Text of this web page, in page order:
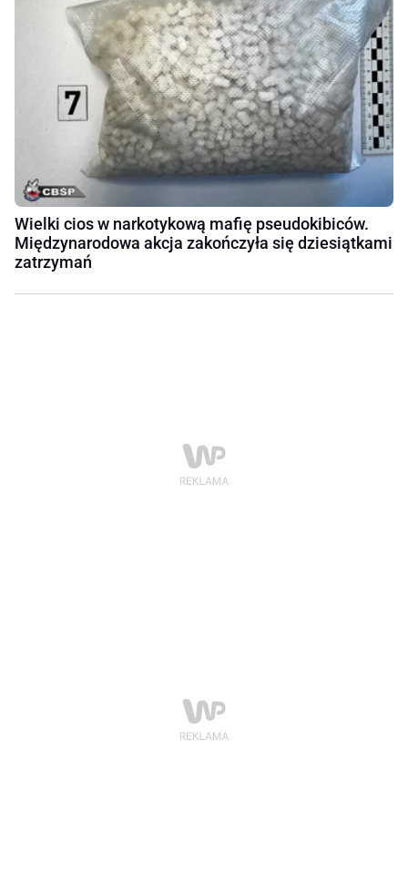
Wielki cios w narkotykową mafię pseudokibiców.
Międzynarodowa akcja zakończyła się dziesiątkami
zatrzymań